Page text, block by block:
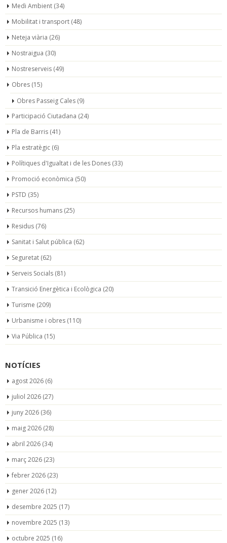
Medi Ambient (34)
Mobilitat i transport (48)
Neteja viària (26)
Nostraigua (30)
Nostreserveis (49)
Obres (15)
Obres Passeig Cales (9)
Participació Ciutadana (24)
Pla de Barris (41)
Pla estratègic (6)
Polítiques d'Igualtat i de les Dones (33)
Promoció econòmica (50)
PSTD (35)
Recursos humans (25)
Residus (76)
Sanitat i Salut pública (62)
Seguretat (62)
Serveis Socials (81)
Transició Energètica i Ecològica (20)
Turisme (209)
Urbanisme i obres (110)
Via Pública (15)
NOTÍCIES
agost 2026 (6)
juliol 2026 (27)
juny 2026 (36)
maig 2026 (28)
abril 2026 (34)
març 2026 (23)
febrer 2026 (23)
gener 2026 (12)
desembre 2025 (17)
novembre 2025 (13)
octubre 2025 (16)